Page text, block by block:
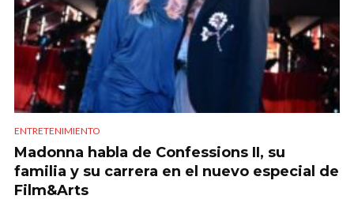
ENTRETENIMIENTO
Madonna habla de Confessions II, su
familia y su carrera en el nuevo especial de
Film&Arts